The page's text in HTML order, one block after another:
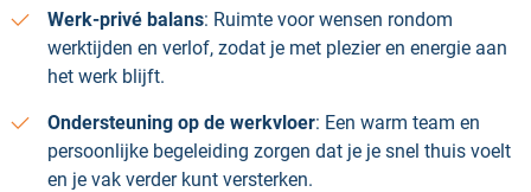
Werk-privé balans: Ruimte voor wensen rondom
werktijden en verlof, zodat je met plezier en energie aan
het werk blijft.
Ondersteuning op de werkvloer: Een warm team en
persoonlijke begeleiding zorgen dat je je snel thuis voelt
en je vak verder kunt versterken.